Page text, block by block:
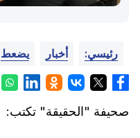
رئيسي: أخبار يضعط
صحيفة "الحقيقة" تكتب: